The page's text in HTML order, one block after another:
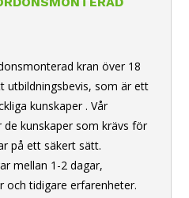
kran över 18
utbildningsbevis, som är ett
kunskaper . Vår
kunskaper som krävs för
på ett säkert sätt.
mellan 1-2 dagar,
och tidigare erfarenheter.